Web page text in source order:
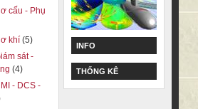
cấu - Phụ
khí (5)
sát -
(4)
- DCS -
INFO
THỐNG KÊ